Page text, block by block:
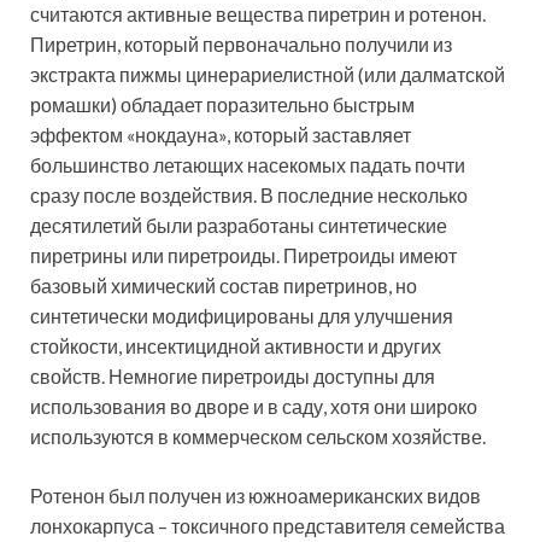
считаются активные вещества пиретрин и ротенон.
Пиретрин, который первоначально получили из
экстракта пижмы цинерариелистной (или далматской
ромашки) обладает поразительно быстрым
эффектом «нокдауна», который заставляет
большинство летающих насекомых падать почти
сразу после воздействия. В последние несколько
десятилетий были разработаны синтетические
пиретрины или пиретроиды. Пиретроиды имеют
базовый химический состав пиретринов, но
синтетически модифицированы для улучшения
стойкости, инсектицидной активности и других
свойств. Немногие пиретроиды доступны для
использования во дворе и в саду, хотя они широко
используются в коммерческом сельском хозяйстве.
Ротенон был получен из южноамериканских видов
лонхокарпуса – токсичного представителя семейства